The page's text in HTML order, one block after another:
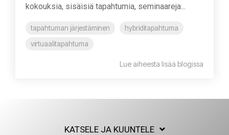
kokouksia, sisäisiä tapahtumia, seminaareja...
tapahtuman järjestäminen
hybriditapahtuma
virtuaalitapahtuma
Lue aiheesta lisää blogissa
KATSELE JA KUUNTELE